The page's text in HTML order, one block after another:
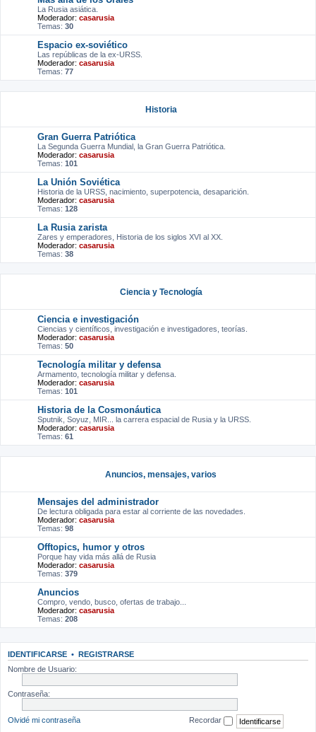
La Rusia asiática.
Moderador: casarusia
Temas: 30
Espacio ex-soviético
Las repúblicas de la ex-URSS.
Moderador: casarusia
Temas: 77
Historia
Gran Guerra Patriótica
La Segunda Guerra Mundial, la Gran Guerra Patriótica.
Moderador: casarusia
Temas: 101
La Unión Soviética
Historia de la URSS, nacimiento, superpotencia, desaparición.
Moderador: casarusia
Temas: 128
La Rusia zarista
Zares y emperadores, Historia de los siglos XVI al XX.
Moderador: casarusia
Temas: 38
Ciencia y Tecnología
Ciencia e investigación
Ciencias y científicos, investigación e investigadores, teorías.
Moderador: casarusia
Temas: 50
Tecnología militar y defensa
Armamento, tecnología militar y defensa.
Moderador: casarusia
Temas: 101
Historia de la Cosmonáutica
Sputnik, Soyuz, MIR... la carrera espacial de Rusia y la URSS.
Moderador: casarusia
Temas: 61
Anuncios, mensajes, varios
Mensajes del administrador
De lectura obligada para estar al corriente de las novedades.
Moderador: casarusia
Temas: 98
Offtopics, humor y otros
Porque hay vida más allá de Rusia
Moderador: casarusia
Temas: 379
Anuncios
Compro, vendo, busco, ofertas de trabajo...
Moderador: casarusia
Temas: 208
IDENTIFICARSE •
REGISTRARSE
Nombre de Usuario:
Contraseña:
Olvidé mi contraseña Recordar